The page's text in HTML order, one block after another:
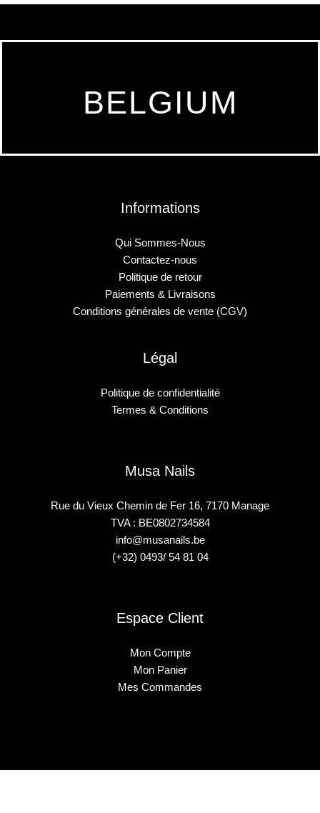
BELGIUM
Informations
Qui Sommes-Nous
Contactez-nous
Politique de retour
Paiements & Livraisons
Conditions générales de vente (CGV)
Légal
Politique de confidentialité
Termes & Conditions
Musa Nails
Rue du Vieux Chemin de Fer 16, 7170 Manage
TVA : BE0802734584
info@musanails.be
(+32) 0493/ 54 81 04
Espace Client
Mon Compte
Mon Panier
Mes Commandes